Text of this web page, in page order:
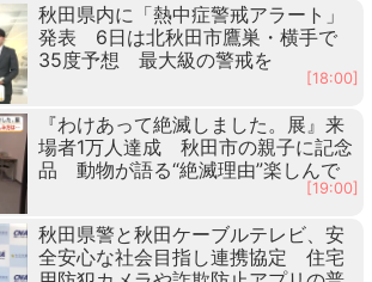
秋田県内に「熱中症警戒アラート」
発表 6日は北秋田市鷹巣・横手で
35度予想 最大級の警戒を
[18:00]
『わけあって絶滅しました。展』来
場者1万人達成 秋田市の親子に記念
品 動物が語る“絶滅理由”楽しんで
[19:00]
秋田県警と秋田ケーブルテレビ、安
全安心な社会目指し連携協定 住宅